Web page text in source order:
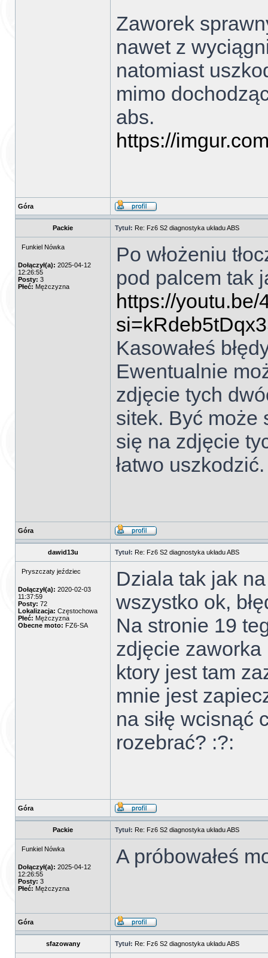
Zaworek
nawet z
natomiast
mimo
abs.
https://
Góra
Packie Tytuł: Re: Fz6 S2 diagnostyka układu ABS
Funkiel Nówka
Dołączył(a): 2025-04-12
12:26:55
Posty: 3
Płeć: Mężczyzna
Po włożeniu
pod palcem tak
https://
Kasowałeś
Ewentualnie
zdjęcie tych
sitek. Być może
się na zdjęcie
łatwo uszkodzić.
Góra
dawid13u Tytuł: Re: Fz6 S2 diagnostyka układu ABS
Pryszczaty jeździec
Dołączył(a): 2020-02-03
11:37:59
Posty: 72
Lokalizacja: Częstochowa
Płeć: Mężczyzna
Obecne moto: FZ6-SA
Dziala tak jak
wszystko ok,
Na stronie 19
zdjęcie zaworka
ktory jest tam
mnie jest
na siłę wcisnąć
rozebrać? :?:
Góra
Packie Tytuł: Re: Fz6 S2 diagnostyka układu ABS
Funkiel Nówka
Dołączył(a): 2025-04-12
12:26:55
Posty: 3
Płeć: Mężczyzna
A próbowałeś
Góra
sfazowany Tytuł: Re: Fz6 S2 diagnostyka układu ABS